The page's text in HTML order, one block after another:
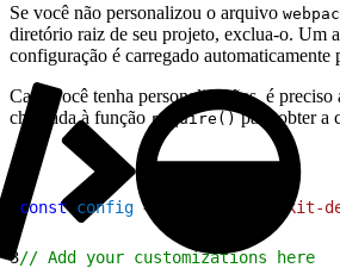
Se você não personalizou o arquivo
diretório raiz de seu projeto, exclua-o. Um
configuração é carregado automaticamente
Caso você tenha personalizações, é preciso
chamada à função require()para obter a
const config =
'pwa-kit-
3// Add your customizations here